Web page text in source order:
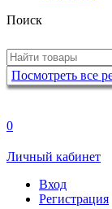
Поиск
Посмотреть все
0
Личный кабинет
Вход
Регистрация